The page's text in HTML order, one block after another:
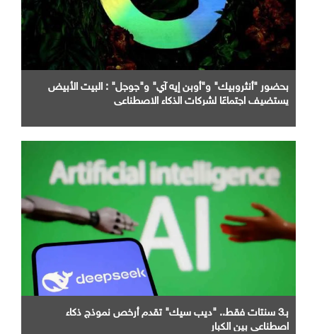
بحضور "أنثروبيك" و"أوبن إيه آي" و"جوجل" : البيت الأبيض
يستضيف اجتماعًا لشركات الذكاء الاصطناعي
بـ3 سنتات فقط.. "ديب سيك" تقدم أرخص نموذج ذكاء
اصطناعي بين الكبار